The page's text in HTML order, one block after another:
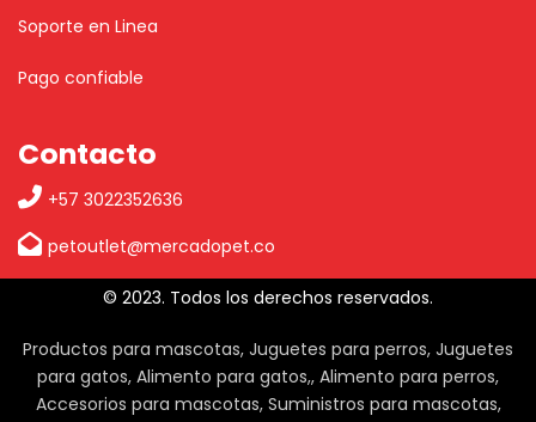
Soporte en Linea
Pago confiable
Contacto
+57 3022352636
petoutlet@mercadopet.co
© 2023. Todos los derechos reservados.
Productos para mascotas, Juguetes para perros, Juguetes
para gatos, Alimento para gatos,, Alimento para perros,
Accesorios para mascotas, Suministros para mascotas,